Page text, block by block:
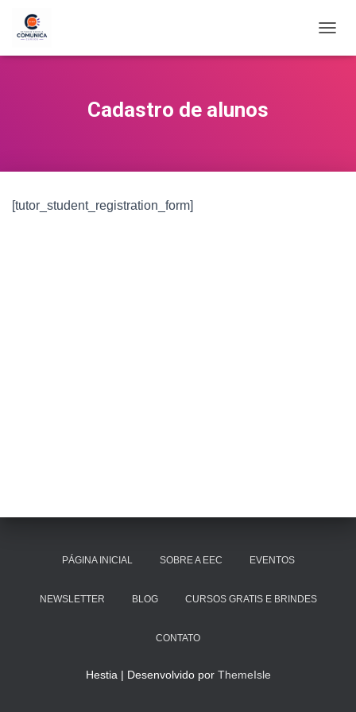
Cadastro de alunos
[tutor_student_registration_form]
PÁGINA INICIAL SOBRE A EEC EVENTOS
NEWSLETTER BLOG CURSOS GRATIS E BRINDES
CONTATO
Hestia | Desenvolvido por ThemeIsle